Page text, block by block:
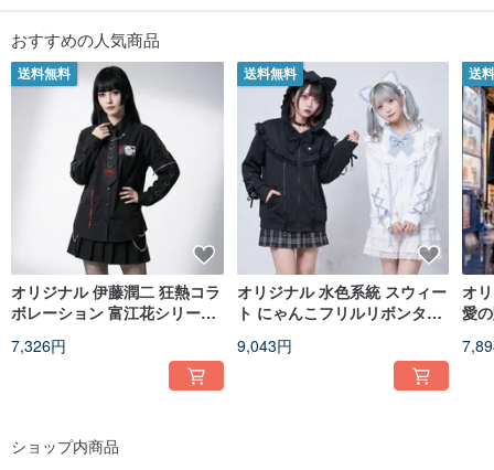
おすすめの人気商品
送料無料
オリジナル 伊藤潤二 狂熱コラ
ボレーション 富江花シリーズ
外し可能袖シャツ JJIT01
7,326円
送料無料
オリジナル 水色系統 スウィー
ト にゃんこフリルリボンタイ
きパーカー JJ2578
9,043円
送
オ
愛
ペ
ショップ内商品